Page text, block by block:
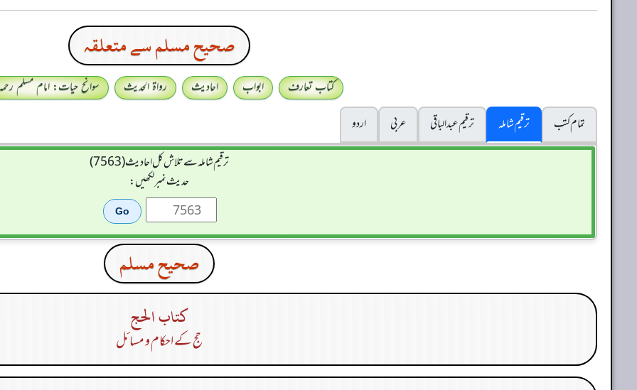
صحيح مسلم سے متعلقہ
کتاب تعارف ابواب احادیث رواۃ الحدیث
سوانح حیات: امام مسلم
تمام کتب
ترقیم شاملہ ترقيم عبدالباقی عربی
اردو
ترقیم شاملہ سے تلاش کل احادیث (7563)
حدیث نمبر لکھیں:
صحيح مسلم
كتاب الحج
حج کے احکام و مسائل